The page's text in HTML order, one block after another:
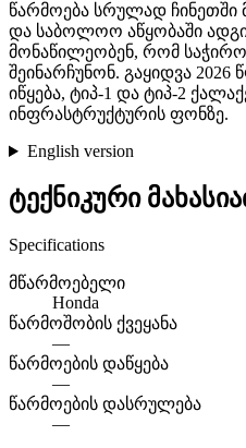
წარმოება სრულად ჩინეთში
და საბოლოო აწყობაში
მონაწილეობენ, რომ
შეინარჩუნონ. გაყიდვა
იწყება, ტიპ-1 და ტიპ-2
ინფრასტრუქტურის ფონზე.
English version
ტექნიკური
Specifications
მწარმოებელი
Honda
წარმოშობის ქვეყანა
—
წარმოების დაწყება
—
წარმოების დასრულება
—